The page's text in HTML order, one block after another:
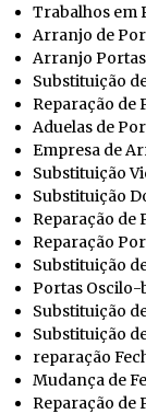
Trabalhos em
Arranjo de
Arranjo
Substituição
Reparação de
Aduelas de
Empresa de
Substituição
Substituição
Reparação de
Reparação
Substituição
Portas
Substituição
Substituição
reparação
Mudança de
Reparação de